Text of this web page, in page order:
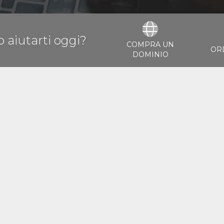
aiutarti oggi?
COMPRA UN
DOMINIO